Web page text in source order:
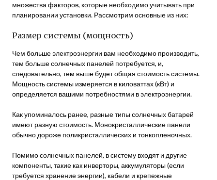
множества факторов, которые необходимо учитывать при
планировании установки. Рассмотрим основные из них:
Размер системы (мощность)
Чем больше электроэнергии вам необходимо производить,
тем больше солнечных панелей потребуется, и,
следовательно, тем выше будет общая стоимость системы.
Мощность системы измеряется в киловаттах (кВт) и
определяется вашими потребностями в электроэнергии.
Как упоминалось ранее, разные типы солнечных батарей
имеют разную стоимость. Монокристаллические панели
обычно дороже поликристаллических и тонкопленочных.
Помимо солнечных панелей, в систему входят и другие
компоненты, такие как инверторы, аккумуляторы (если
требуется хранение энергии), кабели и крепежные